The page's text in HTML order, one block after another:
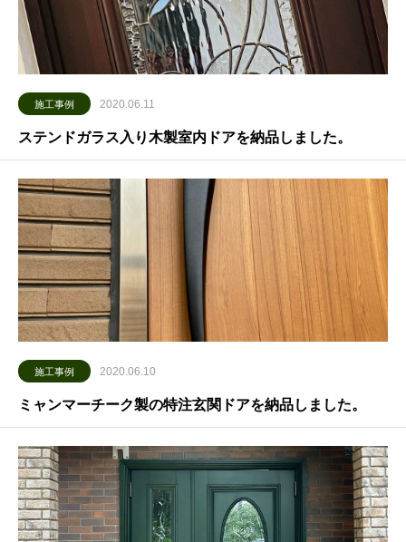
施工事例 2020.06.11
ステンドガラス入り木製室内ドアを納品しました。
施工事例 2020.06.10
ミャンマーチーク製の特注玄関ドアを納品しました。